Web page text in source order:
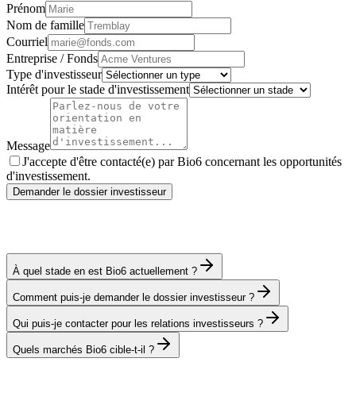
Prénom
Nom de famille
Courriel
Entreprise / Fonds
Type d'investisseur
Intérêt pour le stade d'investissement
Message
J'accepte d'être contacté(e) par Bio6 concernant les opportunités
d'investissement.
Demander le dossier investisseur
À quel stade en est Bio6 actuellement ?
Comment puis-je demander le dossier investisseur ?
Qui puis-je contacter pour les relations investisseurs ?
Quels marchés Bio6 cible-t-il ?